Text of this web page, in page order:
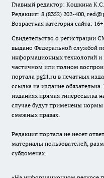
Главный редактор: Кошкина К.С.
Редакция: 8 (8352) 202-400,
Возрастная категория сайта: 16+
Свидетельство о регистрации
выдано Федеральной службой
информационных технологий
частичном или полном
портала pg21.ru в печатных
ссылка на издание
изданиях прямая гиперссылка
случае будут применены нормы
смежных правах.
Редакция портала не несет
материалы пользователей,
субдоменах.